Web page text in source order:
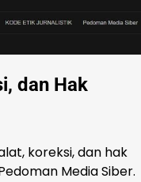
dan Hak
koreksi, dan hak
Media Siber.